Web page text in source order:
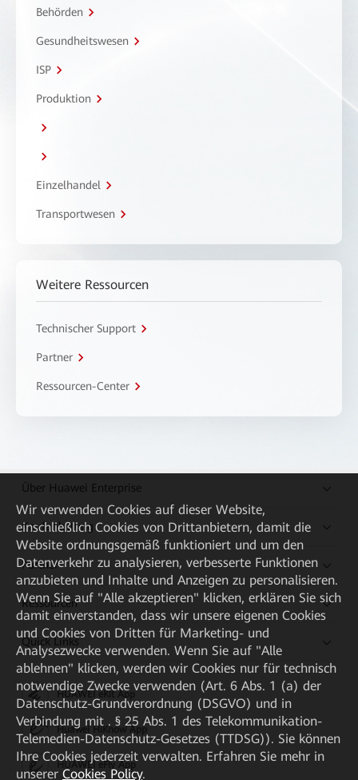
Behörden
Gesundheitswesen
ISP
Produktion
Einzelhandel
Transportwesen
Weitere Ressourcen
Technischer Support
Partner
Ressourcen-Center
Über Huawei Enterprise
Kaufanleitung
Partner
Ressourcen
Quick Links
HUAWEI eKit App
Huawei HiKnow App
HUAWEI eFly App
Wir verwenden Cookies auf dieser Website,
einschließlich Cookies von Drittanbietern, damit die
Website ordnungsgemäß funktioniert und um den
Datenverkehr zu analysieren, verbesserte Funktionen
anzubieten und Inhalte und Anzeigen zu personalisieren.
Wenn Sie auf "Alle akzeptieren" klicken, erklären Sie sich
damit einverstanden, dass wir unsere eigenen Cookies
und Cookies von Dritten für Marketing- und
Analysezwecke verwenden. Wenn Sie auf "Alle
ablehnen" klicken, werden wir Cookies nur für technisch
notwendige Zwecke verwenden (Art. 6 Abs. 1 (a) der
Datenschutz-Grundverordnung (DSGVO) und in
Verbindung mit . § 25 Abs. 1 des Telekommunikation-
Telemedien-Datenschutz-Gesetzes (TTDSG)). Sie können
Ihre Cookies jederzeit verwalten. Erfahren Sie mehr in
unserer Cookies Policy.